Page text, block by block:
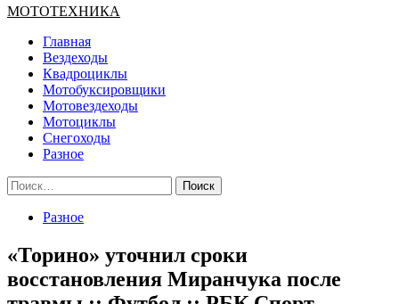
Основное
МОТОТЕХНИКА
Главная
Вездеходы
Квадроциклы
Мотобуксировщики
Мотовездеходы
Мотоциклы
Снегоходы
Разное
Найти:
Разное
«Торино» уточнил сроки
восстановления Миранчука после